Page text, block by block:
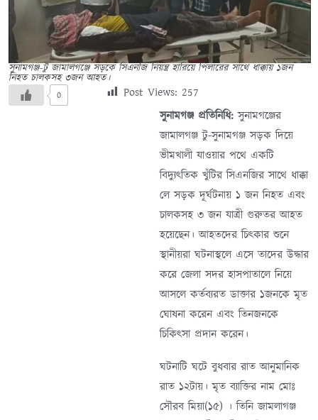
সুনামগঞ্জ-টু জামালগঞ্জে সড়কে সিএনজি নিয়ন্ত্র হারিয়ে পিলারের সাথে ধাক্কায় ১জন
নিহত চালকসহ ৩জন আহত।
0 Post Views: 257
সুনামগঞ্জ প্রতিনিধি:সুনামগঞ্জের
জামালগঞ্জ টু-সুনামগঞ্জ সড়ক দিয়ে
ভীমখালী যাওয়ার পথে একটি
বিদ্যুৎতিক খুঁটির সিএনজির সাথে ধাক্কা
লে সড়ক দূর্ঘটনায় ১ জন নিহত এবং
চালকসহ ৩ জন যাত্রী গুরুতর আহত
হয়েছেন। আহতদের চিৎকার শুনে
স্থানীয়রা ঘটনাস্থলে এসে তাদের উদ্ধার
করে জেলা সদর হাসপাতালে নিয়ে
আসলে কর্তব্যরত ডাক্তার ১জনকে মৃত
ঘোষনা করেন এবং তিনজনকে
চিকিৎসা প্রদান করেন।
ঘটনাটি ঘটে বুধবার রাত আনুমানিক
রাত ১২টায়। মৃত ব্যাক্তির নাম মোঃ
সৌরব মিয়া(১৫) । তিনি জামলাগঞ্জ